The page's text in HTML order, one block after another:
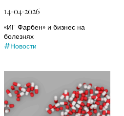
14-04-2026
«ИГ Фарбен» и бизнес на
болезнях
#Новости